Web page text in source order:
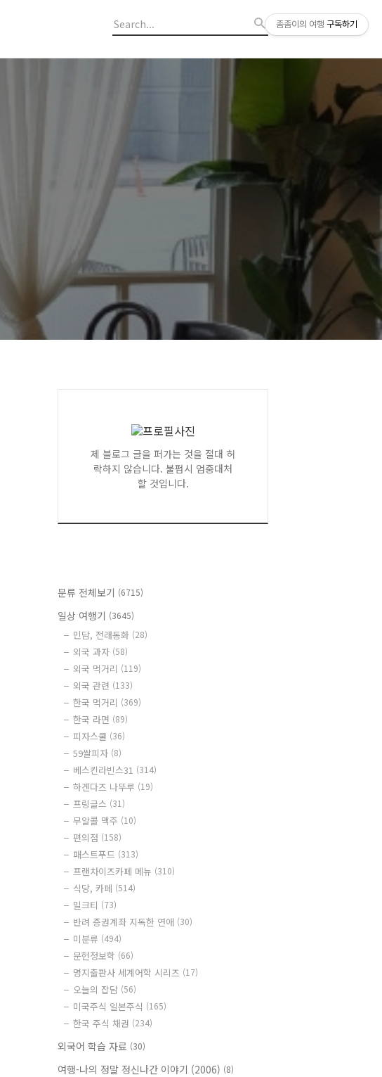
제 블로그 글을 퍼가는 것을 절대 허
락하지 않습니다. 불펌시 엄중대처
할 것입니다.
분류 전체보기 (6715)
일상 여행기 (3645)
민담, 전래동화 (28)
외국 과자 (58)
외국 먹거리 (119)
외국 관련 (133)
한국 먹거리 (369)
한국 라면 (89)
피자스쿨 (36)
59쌀피자 (8)
베스킨라빈스31 (314)
하겐다즈 나뚜루 (19)
프링글스 (31)
무알콜 맥주 (10)
편의점 (158)
패스트푸드 (313)
프랜차이즈카페 메뉴 (310)
식당, 카페 (514)
밀크티 (73)
반려 증권계좌 지독한 연애 (30)
미분류 (494)
문헌정보학 (66)
명지출판사 세계어학 시리즈 (17)
오늘의 잡담 (56)
미국주식 일본주식 (165)
한국 주식 채권 (234)
외국어 학습 자료 (30)
여행-나의 정말 정신나간 이야기 (2006) (8)
좀좀이의 여행 구독하기